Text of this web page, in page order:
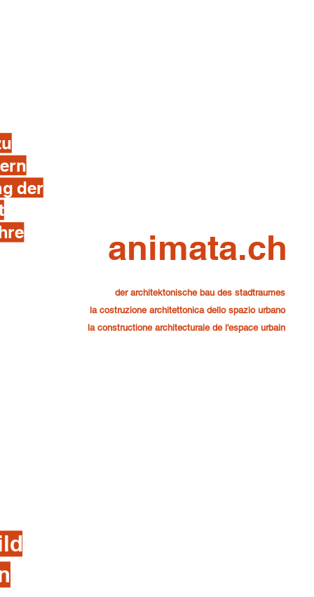
animata.ch
der architektonische bau des stadtraumes
la costruzione architettonica dello spazio urbano
la constructione architecturale de l'espace urbain
der